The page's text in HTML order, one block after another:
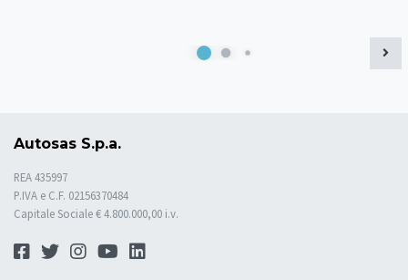
Autosas S.p.a.
REA 435997
P.IVA e C.F. 02156370484
Capitale Sociale € 4.800.000,00 i.v.